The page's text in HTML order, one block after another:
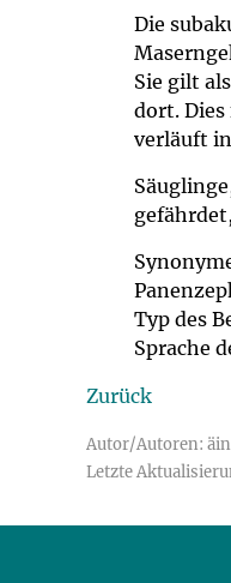
Die
Sie gilt
dort. Dies
verläuft
Typ des
Sprache
Zurück
Autor/Autoren:
Letzte